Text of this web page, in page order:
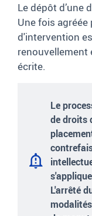
Le dépôt d’une
Une fois agréée
d'intervention
renouvellement
écrite.
Le
de droits
L'arrêté